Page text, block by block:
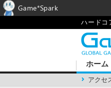
ハードコ
ホーム
アクセ
Game*Spark